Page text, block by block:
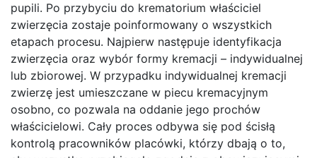
pupili. Po przybyciu do krematorium właściciel
zwierzęcia zostaje poinformowany o wszystkich
etapach procesu. Najpierw następuje identyfikacja
zwierzęcia oraz wybór formy kremacji – indywidualnej
lub zbiorowej. W przypadku indywidualnej kremacji
zwierzę jest umieszczane w piecu kremacyjnym
osobno, co pozwala na oddanie jego prochów
właścicielowi. Cały proces odbywa się pod ścisłą
kontrolą pracowników placówki, którzy dbają o to,